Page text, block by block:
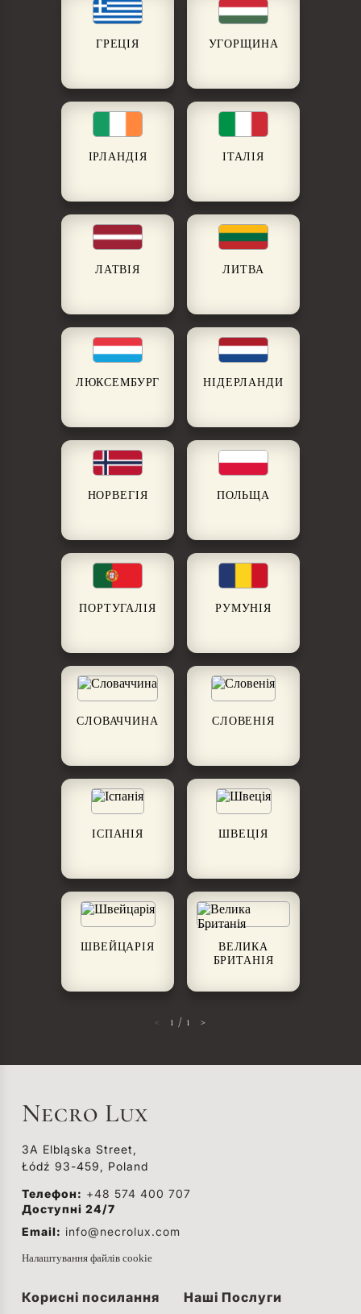
ГРЕЦІЯ УГОРЩИНА
ІРЛАНДІЯ ІТАЛІЯ
ЛАТВІЯ ЛИТВА
ЛЮКСЕМБУРГ НІДЕРЛАНДИ
НОРВЕГІЯ ПОЛЬЩА
ПОРТУГАЛІЯ РУМУНІЯ
СЛОВАЧЧИНА СЛОВЕНІЯ
ІСПАНІЯ ШВЕЦІЯ
ШВЕЙЦАРІЯ
ВЕЛИКА
БРИТАНІЯ
< 1 / 1 >
Necro Lux
3A Elbląska Street,
Łódź 93-459, Poland
Телефон: +48 574 400 707
Доступні 24/7
Email: info@necrolux.com
Налаштування файлів cookie
Корисні посилання Наші Послуги